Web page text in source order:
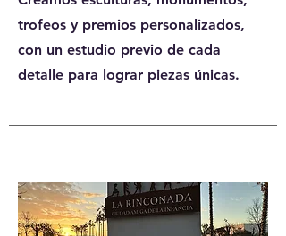
trofeos y premios personalizados,
con un estudio previo de cada
detalle para lograr piezas únicas.